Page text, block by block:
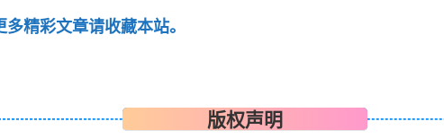
精彩文章请收藏本站。
版权声明